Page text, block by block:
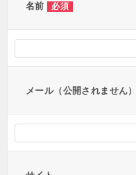
名前 必須
メール（公開されません）